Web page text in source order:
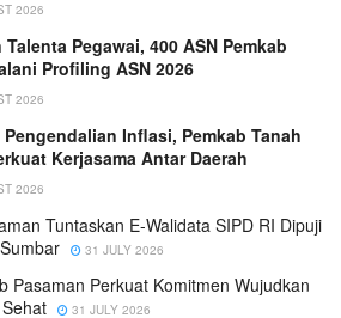
2026
Talenta Pegawai, 400 ASN Pemkab
Profiling ASN 2026
2026
Inflasi, Pemkab Tanah
Kerjasama Antar Daerah
2026
Tuntaskan E-Walidata SIPD RI Dipuji
31 JULY 2026
Pasaman Perkuat Komitmen Wujudkan
31 JULY 2026